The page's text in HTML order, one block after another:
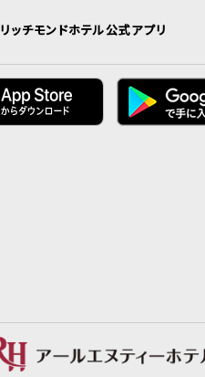
リッチモンドホテル公式アプリ